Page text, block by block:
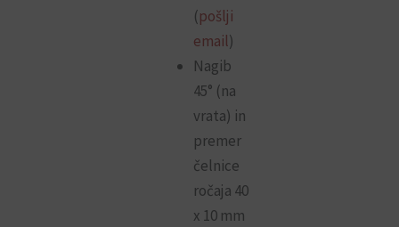
(pošlji
email)
Nagib
45° (na
vrata) in
premer
čelnice
ročaja 40
x 10 mm